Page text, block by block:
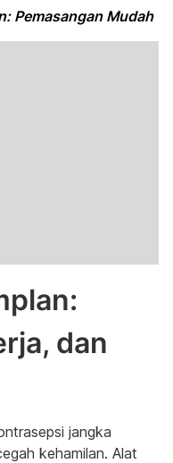
Pemasangan Mudah
dan
jangka
kehamilan. Alat